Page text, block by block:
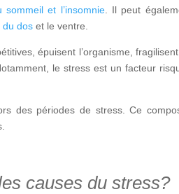
sommeil et l’insomnie. Il peut
du doset le ventre.
épuisent l’organisme,
le stress est un facteur
des périodes de stress. Ce
causes du stress?